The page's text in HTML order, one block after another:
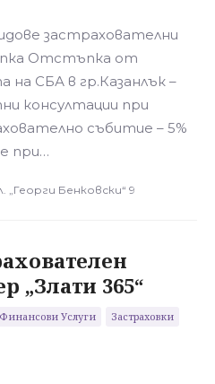
застрахователни
Отстъпка от
на СБА в гр.Казанлък –
консултации при
събитие – 5%
при…
„Георги Бенковски“ 9
„Злати 365“
Финансови Услуги Застраховки